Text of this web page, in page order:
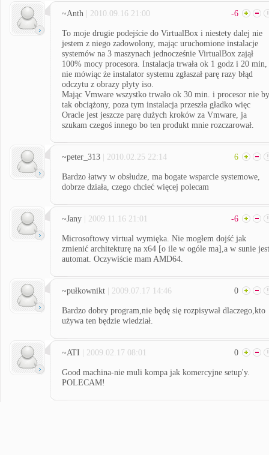
~Anth | 2010.09.16 21:00 -6
To moje drugie podejście do VirtualBox i niestety dalej nie
jestem z niego zadowolony, mając uruchomione instalacje
systemów na 3 maszynach jednocześnie VirtualBox zajął
100% mocy procesora. Instalacja trwała ok 1 godz i 20 min,
nie mówiąc że instalator systemu zgłaszał parę razy błąd
odczytu z obrazy płyty iso.
Mając Vmware wszystko trwało ok 30 min. i procesor nie
tak obciążony, poza tym instalacja przeszła gładko więc
Oracle jest jeszcze parę dużych kroków za Vmware, ja
szukam czegoś innego bo ten produkt mnie rozczarował.
~peter_313 | 2010.02.25 22:14 6
Bardzo łatwy w obsłudze, ma bogate wsparcie systemowe,
dobrze działa, czego chcieć więcej polecam
~Jany | 2009.11.16 21:01 -6
Microsoftowy virtual wymięka. Nie mogłem dojść jak
zmienić architekturę na x64 [o ile w ogóle ma],a w sunie jest
automat. Oczywiście mam AMD64.
~pułkownikt | 2009.07.17 14:46 0
Bardzo dobry program,nie będę się rozpisywał dlaczego,kto
używa ten będzie wiedział.
~ATI | 2009.02.17 08:01 0
Good machina-nie muli kompa jak komercyjne setup'y.
POLECAM!